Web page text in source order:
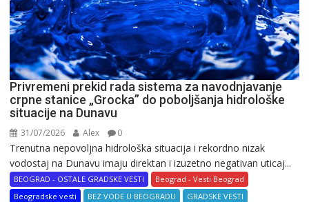
Privremeni prekid rada sistema za navodnjavanje
crpne stanice „Grocka” do poboljšanja hidrološke
situacije na Dunavu
31/07/2026 Alex 0
Trenutna nepovoljna hidrološka situacija i rekordno nizak
vodostaj na Dunavu imaju direktan i izuzetno negativan uticaj...
BEOGRAD - OSTALE GRADSKE VESTI
Beograd - Vesti Beograd
Beogradske vesti
BEZ VODE U BEOGRADU
GRADSKE VESTI